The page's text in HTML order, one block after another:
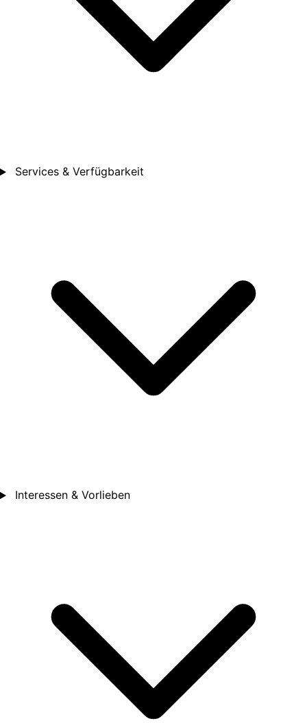
Services & Verfügbarkeit
Interessen & Vorlieben